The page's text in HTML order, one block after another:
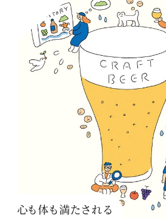
心も体も満たされる